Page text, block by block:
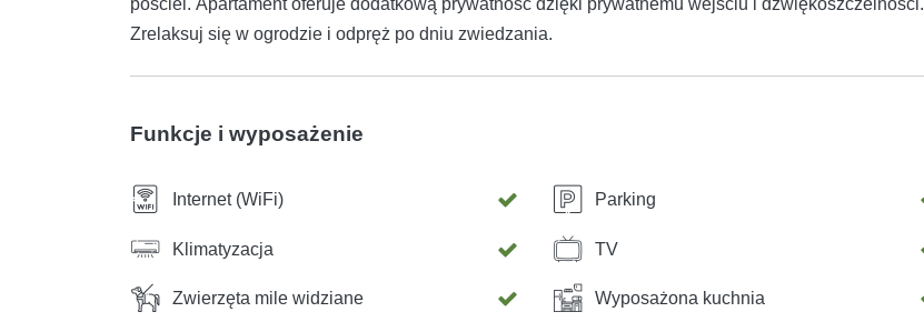
pościel. Apartament oferuje dodatkową prywatność dzięki prywatnemu wejściu i dźwiękoszczelności.
Zrelaksuj się w ogrodzie i odpręż po dniu zwiedzania.
Funkcje i wyposażenie
Internet (WiFi) Parking
Klimatyzacja TV
Zwierzęta mile widziane Wyposażona kuchnia